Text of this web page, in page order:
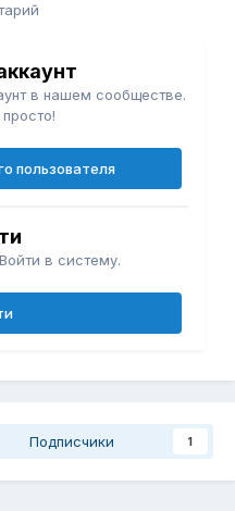
в нашем сообществе.
пользователя
в систему.
Подписчики 1